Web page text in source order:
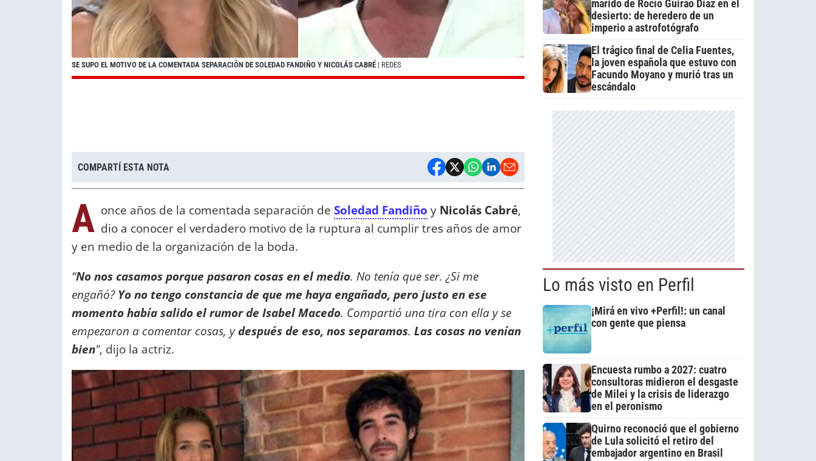
SE SUPO EL MOTIVO DE LA COMENTADA SEPARACIÓN DE SOLEDAD FANDIÑO Y NICOLÁS CABRÉ | REDES
COMPARTÍ ESTA NOTA
A once años de la comentada separación de Soledad Fandiño y Nicolás Cabré,
dio a conocer el verdadero motivo de la ruptura al cumplir tres años de amor
y en medio de la organización de la boda.
“No nos casamos porque pasaron cosas en el medio. No tenía que ser. ¿Si me
engañó?Yo no tengo constancia de que me haya engañado, pero justo en ese
momento había salido el rumor de Isabel Macedo. Compartió una tira con ella y se
empezaron a comentar cosas, ydespués de eso, nos separamos. Las cosas no venían
bien", dijo la actriz.
marido de Rocío Guirao Díaz en el
desierto: de heredero de un
imperio a astrofotógrafo
El trágico final de Celia Fuentes,
la joven española que estuvo con
Facundo Moyano y murió tras un
escándalo
Lo más visto en Perfil
¡Mirá en vivo +Perfil!: un canal
con gente que piensa
Encuesta rumbo a 2027: cuatro
consultoras midieron el desgaste
de Milei y la crisis de liderazgo
en el peronismo
Quirno reconoció que el gobierno
de Lula solicitó el retiro del
embajador argentino en Brasil